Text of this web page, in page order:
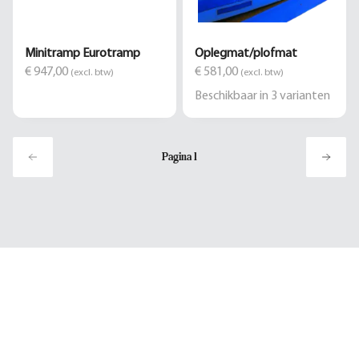
Minitramp Eurotramp
€ 947,00 (excl. btw)
Oplegmat/plofmat
€ 581,00 (excl. btw)
Beschikbaar in 3 varianten
Pagina1